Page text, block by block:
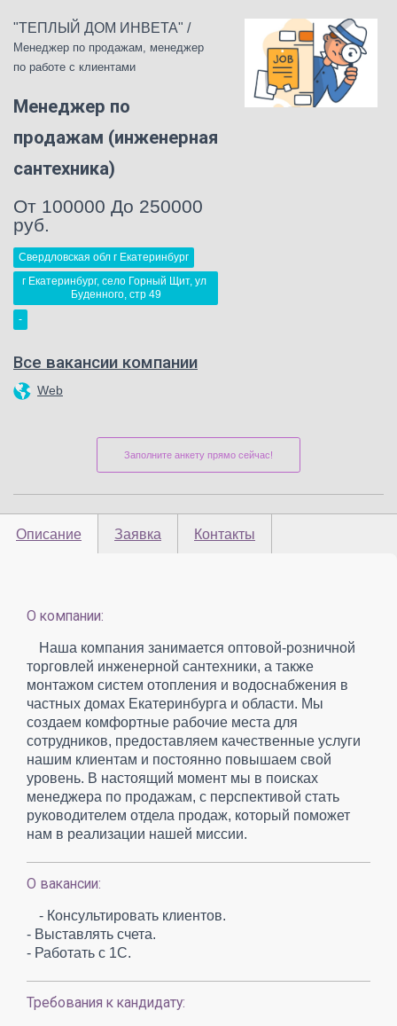
"ТЕПЛЫЙ ДОМ ИНВЕТА" /
Менеджер по продажам, менеджер
по работе с клиентами
Менеджер по
продажам (инженерная
сантехника)
От 100000 До 250000
руб.
Свердловская обл г Екатеринбург
г Екатеринбург, село Горный Щит, ул
Буденного, стр 49
-
Все вакансии компании
Web
Заполните анкету прямо сейчас!
Описание Заявка Контакты
О компании:
Наша компания занимается оптовой-розничной
торговлей инженерной сантехники, а также
монтажом систем отопления и водоснабжения в
частных домах Екатеринбурга и области. Мы
создаем комфортные рабочие места для
сотрудников, предоставляем качественные услуги
нашим клиентам и постоянно повышаем свой
уровень. В настоящий момент мы в поисках
менеджера по продажам, с перспективой стать
руководителем отдела продаж, который поможет
нам в реализации нашей миссии.
О вакансии:
- Консультировать клиентов.
- Выставлять счета.
- Работать с 1С.
Требования к кандидату: